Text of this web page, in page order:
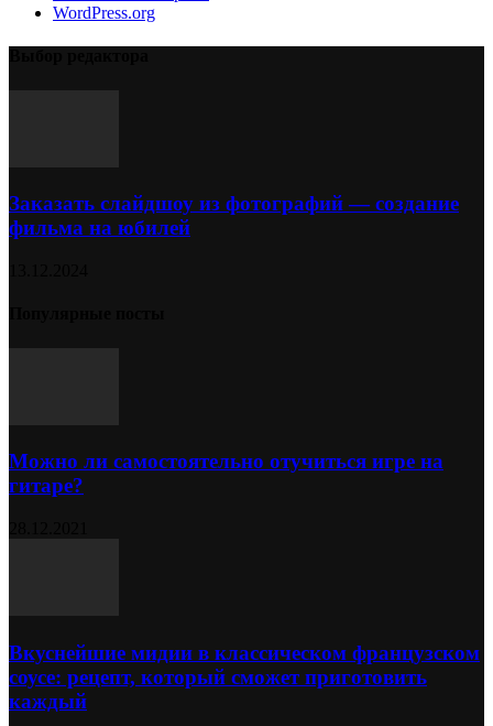
WordPress.org
Заказать слайдшоу из фотографий — создание
фильма на юбилей
Можно ли самостоятельно отучиться игре на
гитаре?
Вкуснейшие мидии в классическом французском
соусе: рецепт, который сможет приготовить
каждый